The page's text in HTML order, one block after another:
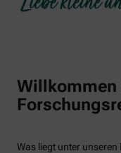
Willkommen
Was liegt unter